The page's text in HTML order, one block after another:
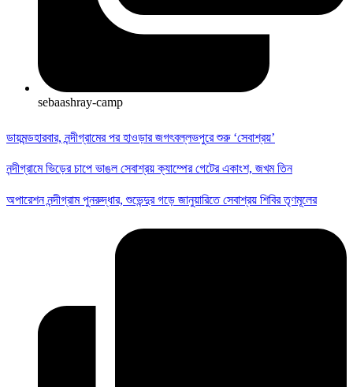
sebaashray-camp
ডায়মন্ডহারবার, নন্দীগ্রামের পর হাওড়ার জগৎবল্লভপুরে শুরু ‘সেবাশ্রয়’
নন্দীগ্রামে ভিড়ের চাপে ভাঙল সেবাশ্রয় ক্যাম্পের গেটের একাংশ, জখম তিন
অপারেশন নন্দীগ্রাম পুনরুদ্ধার, শুভেন্দুর গড়ে জানুয়ারিতে সেবাশ্রয় শিবির তৃণমূলের